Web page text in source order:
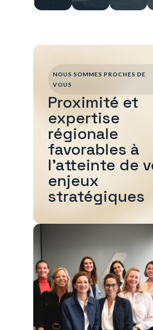
NOUS SOMMES PROCHES DE
VOUS
Proximité et
expertise
régionale
favorables à
l'atteinte de
enjeux
stratégiques